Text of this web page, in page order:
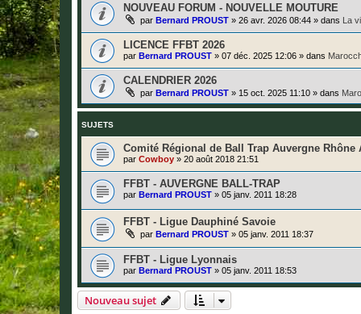
NOUVEAU FORUM - NOUVELLE MOUTURE
par Bernard PROUST » 26 avr. 2026 08:44 » dans La
LICENCE FFBT 2026
par Bernard PROUST » 07 déc. 2025 12:06 » dans
CALENDRIER 2026
par Bernard PROUST » 15 oct. 2025 11:10 » dans
SUJETS
Comité Régional de Ball Trap Auvergne Rhône
par Cowboy » 20 août 2018 21:51
FFBT - AUVERGNE BALL-TRAP
par Bernard PROUST » 05 janv. 2011 18:28
FFBT - Ligue Dauphiné Savoie
par Bernard PROUST » 05 janv. 2011 18:37
FFBT - Ligue Lyonnais
par Bernard PROUST » 05 janv. 2011 18:53
Nouveau sujet